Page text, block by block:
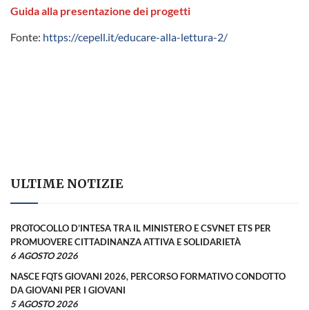
Guida alla presentazione dei progetti
Fonte: https://cepell.it/educare-alla-lettura-2/
ULTIME NOTIZIE
PROTOCOLLO D’INTESA TRA IL MINISTERO E CSVNET ETS PER
PROMUOVERE CITTADINANZA ATTIVA E SOLIDARIETÀ
6 AGOSTO 2026
NASCE FQTS GIOVANI 2026, PERCORSO FORMATIVO CONDOTTO
DA GIOVANI PER I GIOVANI
5 AGOSTO 2026